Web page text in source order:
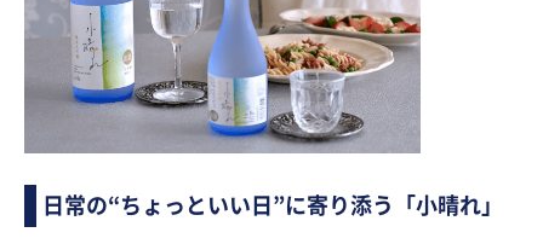
日常の“ちょっといい日”に寄り添う「小晴れ」